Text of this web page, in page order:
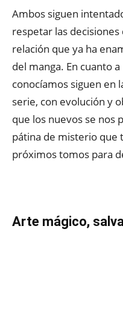
Ambos siguen
respetar las
relación que ya ha
del manga. En cuanto
conocíamos siguen en
serie, con evolución y
que los nuevos se nos
pátina de misterio que
próximos tomos para
Arte mágico,